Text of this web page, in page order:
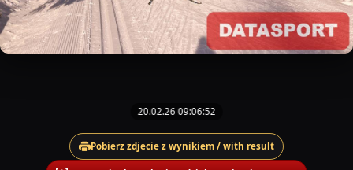
20.02.26 09:06:52
Pobierz zdjecie z wynikiem / with result